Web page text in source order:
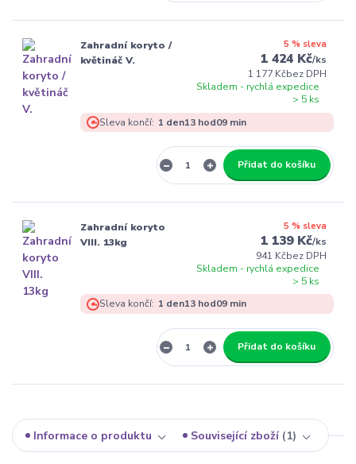
Zahradní koryto /
květináč V.
5 % sleva
1 424 Kč/ks
1 177 Kčbez DPH
Skladem - rychlá expedice
> 5 ks
Sleva končí: 1 den13hod09min
Přidat do košíku
Zahradní koryto
VIII. 13kg
5 % sleva
1 139 Kč/ks
941 Kčbez DPH
Skladem - rychlá expedice
> 5 ks
Sleva končí: 1 den13hod09min
Přidat do košíku
Informace o produktu Související zboží 1